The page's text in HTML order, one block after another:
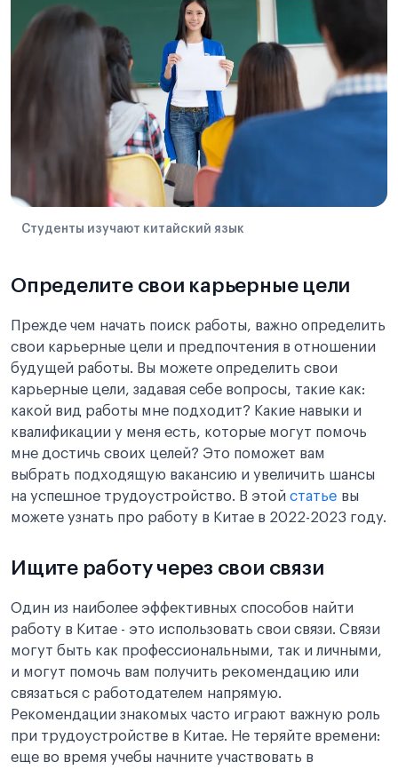
Студенты изучают китайский язык
Определите свои карьерные цели
Прежде чем начать поиск работы, важно определить
свои карьерные цели и предпочтения в отношении
будущей работы. Вы можете определить свои
карьерные цели, задавая себе вопросы, такие как:
какой вид работы мне подходит? Какие навыки и
квалификации у меня есть, которые могут помочь
мне достичь своих целей? Это поможет вам
выбрать подходящую вакансию и увеличить шансы
на успешное трудоустройство. В этой статье вы
можете узнать про работу в Китае в 2022-2023 году.
Ищите работу через свои связи
Один из наиболее эффективных способов найти
работу в Китае - это использовать свои связи. Связи
могут быть как профессиональными, так и личными,
и могут помочь вам получить рекомендацию или
связаться с работодателем напрямую.
Рекомендации знакомых часто играют важную роль
при трудоустройстве в Китае. Не теряйте времени:
еще во время учебы начните участвовать в